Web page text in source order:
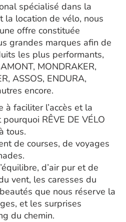
spécialisé dans la
la location de vélo, nous
offre constituée
grandes marques afin de
les plus performants,
MONDRAKER,
ASSOS, ENDURA,
encore.
à faciliter l’accès et la
RÊVE DE VÉLO
tous.
de courses, de voyages
d’air pur et de
vent, les caresses du
que nous réserve la
et les surprises
du chemin.